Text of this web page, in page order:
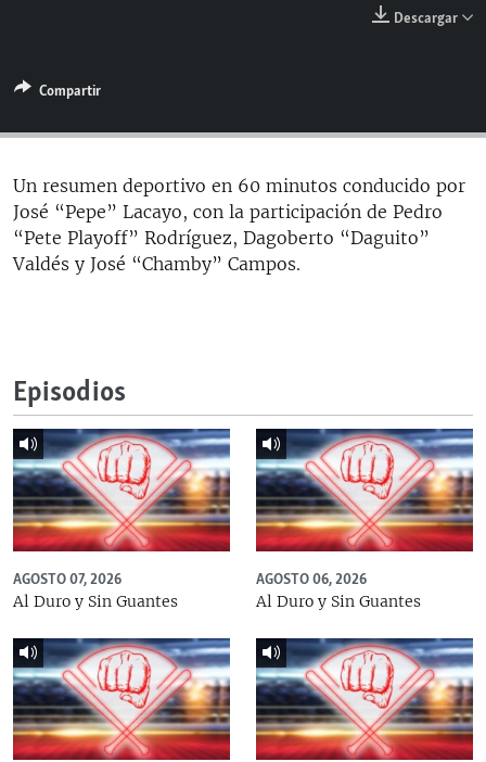
ESPECIALES
LA REALIDAD DE LA VIVIENDA EN CUBA
SER VIEJO EN CUBA
KENTU-CUBANO
LOS SANTOS DE HIALEAH
MULTIMEDIA
EDITORIALES
SÍGUENOS
Descargar
Compartir
Un resumen deportivo en 60 minutos conducido por
José “Pepe” Lacayo, con la participación de Pedro
“Pete Playoff” Rodríguez, Dagoberto “Daguito”
Valdés y José “Chamby” Campos.
Episodios
AGOSTO 07, 2026
Al Duro y Sin Guantes
AGOSTO 06, 2026
Al Duro y Sin Guantes